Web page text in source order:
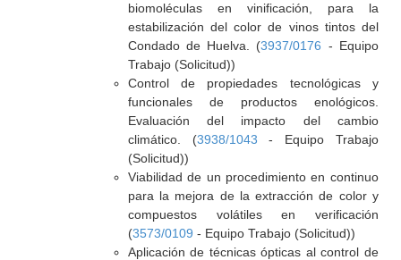
biomoléculas en vinificación, para la
estabilización del color de vinos tintos del
Condado de Huelva. (3937/0176 - Equipo
Trabajo (Solicitud))
Control de propiedades tecnológicas y
funcionales de productos enológicos.
Evaluación del impacto del cambio
climático. (3938/1043 - Equipo Trabajo
(Solicitud))
Viabilidad de un procedimiento en continuo
para la mejora de la extracción de color y
compuestos volátiles en verificación
(3573/0109 - Equipo Trabajo (Solicitud))
Aplicación de técnicas ópticas al control de